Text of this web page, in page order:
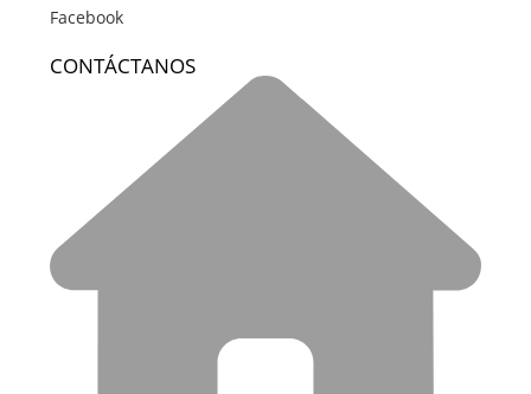
Facebook
CONTÁCTANOS